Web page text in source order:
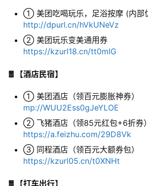
领
入
源
① 美团吃喝玩乐，足浴按摩 (内部
http://dpurl.cn/hVkUNeVz
② 美团玩乐变美通用券
https://kzurl18.cn/tt0mIG
🧧【酒店民宿】
① 美团酒店（领百元膨胀神券）
mp://WUU2Ess0gJeYLOE
② 飞猪酒店（领85元红包+6折券）
https://a.feizhu.com/29D8Vk
③ 同程酒店（领百元大额券包）
https://kzurl05.cn/t0XNHt
🧧【打车出行】